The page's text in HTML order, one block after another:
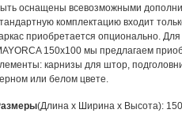
оснащены всевозможными
комплектацию входит
приобретается опционально.
150x100 мы предлагаем
карнизы для штор,
или белом цвете.
(Длина х Ширина х Высота):